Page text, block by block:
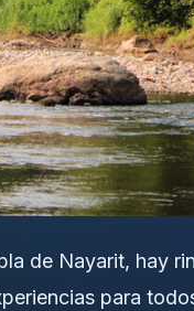
de Nayarit, hay
para